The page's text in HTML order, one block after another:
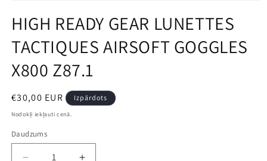
1
in
modal
HIGH READY GEAR LUNETTES
TACTIQUES AIRSOFT GOGGLES
X800 Z87.1
Parastā
cena
€30,00 EUR Izpārdots
Nodokļi iekļauti cenā.
Daudzums